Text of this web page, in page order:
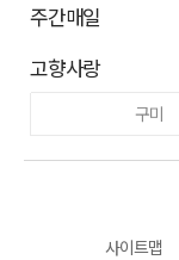
주간매일
고향사랑
구미
사이트맵